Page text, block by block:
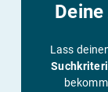
Deine
Lass